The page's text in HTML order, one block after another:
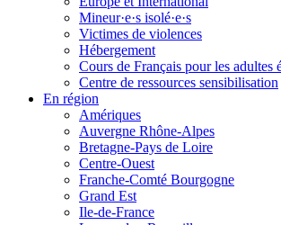
Mineur·e·s isolé·e·s
Victimes de violences
Hébergement
Cours de Français pour les adultes
Centre de ressources sensibilisation
En région
Amériques
Auvergne Rhône-Alpes
Bretagne-Pays de Loire
Centre-Ouest
Franche-Comté Bourgogne
Grand Est
Ile-de-France